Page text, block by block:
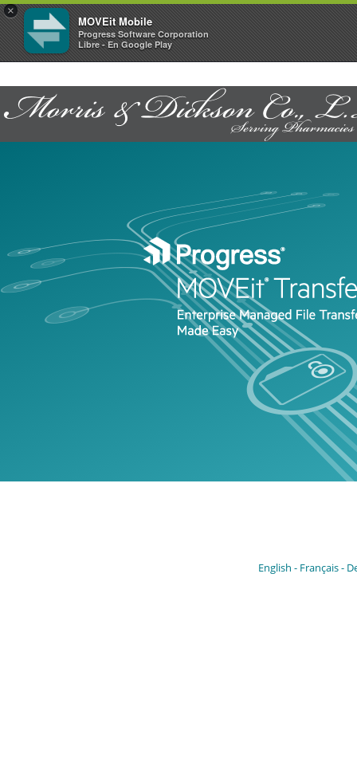
×
MOVEit Mobile
Progress Software Corporation
Libre - En Google Play
English Français